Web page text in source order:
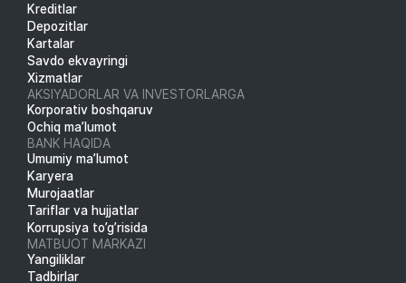
Kreditlar
Depozitlar
Kartalar
Savdo ekvayringi
Xizmatlar
AKSIYADORLAR VA INVESTORLARGA
Korporativ boshqaruv
Ochiq ma’lumot
BANK HAQIDA
Umumiy ma’lumot
Karyera
Murojaatlar
Tariflar va hujjatlar
Korrupsiya to’g’risida
MATBUOT MARKAZI
Yangiliklar
Tadbirlar